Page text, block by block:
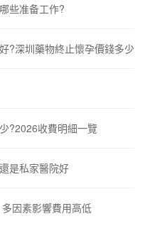
些准备工作?
?深圳藥物終止懷孕價錢多少
?2026收費明細一覽
是私家醫院好
因素影響費用高低